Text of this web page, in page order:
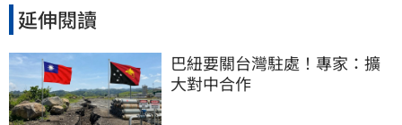
延伸閱讀
巴紐要關台灣駐處！專家：擴
大對中合作